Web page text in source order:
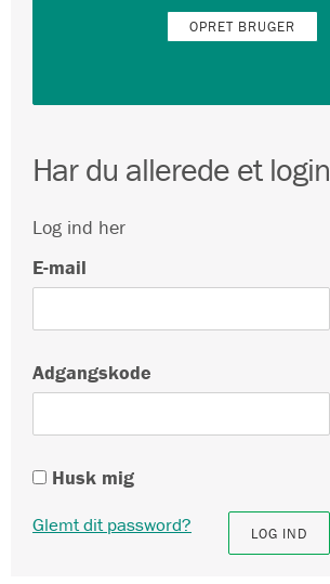
OPRET BRUGER
Har du allerede et login
Log ind her
E-mail
Adgangskode
Husk mig
Glemt dit password?